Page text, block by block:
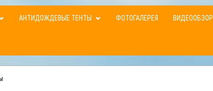
АНТИДОЖДЕВЫЕ ТЕНТЫ ФОТОГАЛЕРЕЯ ВИДЕООБЗОР